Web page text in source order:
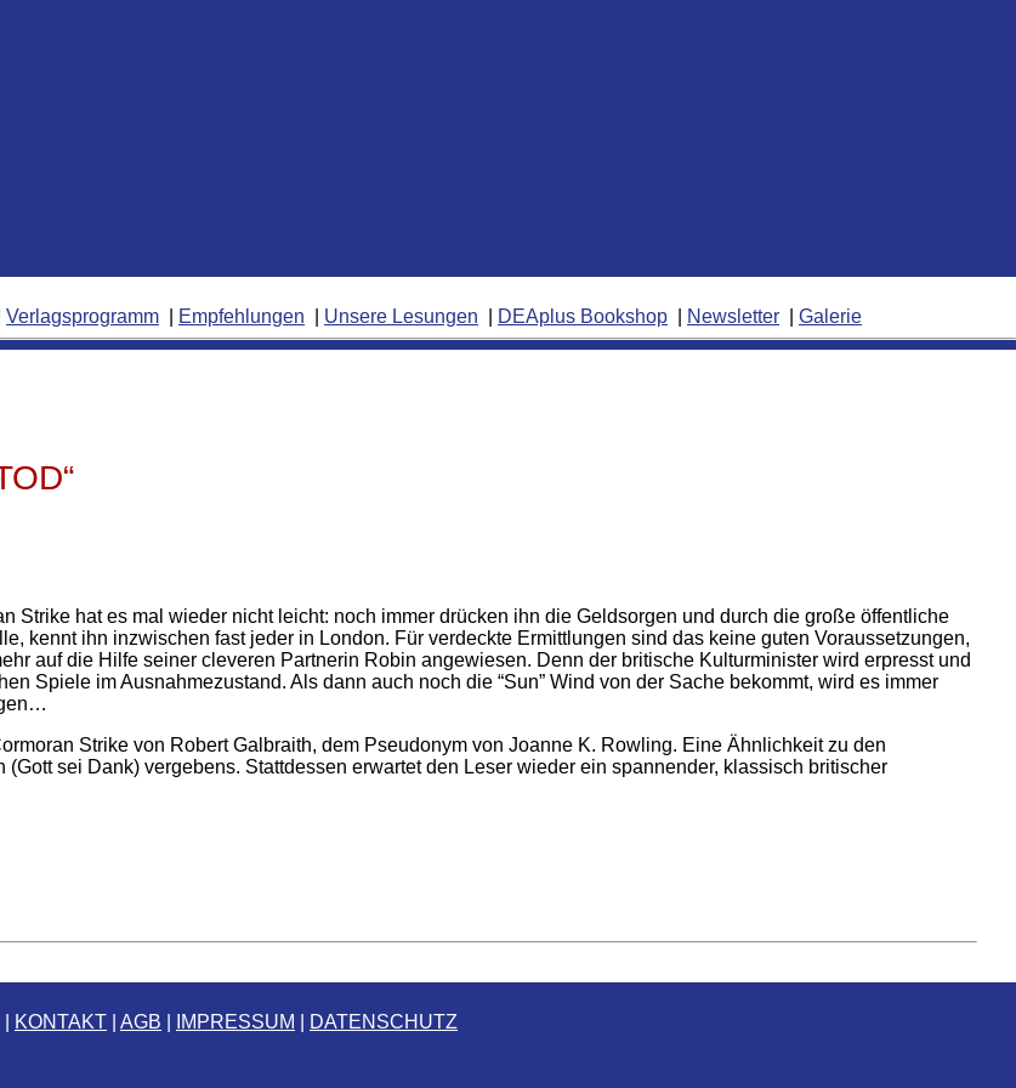
Verlagsprogramm Empfehlungen Unsere Lesungen DEAplus Bookshop Newsletter Galerie
Strike hat es mal wieder nicht leicht: noch immer drücken ihn die Geldsorgen und durch die große öffentliche
kennt ihn inzwischen fast jeder in London. Für verdeckte Ermittlungen sind das keine guten Voraussetzungen,
auf die Hilfe seiner cleveren Partnerin Robin angewiesen. Denn der britische Kulturminister wird erpresst und
Spiele im Ausnahmezustand. Als dann auch noch die “Sun” Wind von der Sache bekommt, wird es immer
Strike von Robert Galbraith, dem Pseudonym von Joanne K. Rowling. Eine Ähnlichkeit zu den
(Gott sei Dank) vergebens. Stattdessen erwartet den Leser wieder ein spannender, klassisch britischer
KONTAKT AGB IMPRESSUM DATENSCHUTZ